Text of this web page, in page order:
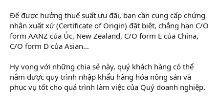
Để được hưởng thuế suất ưu đãi, bạn cần cung cấp chứng
nhận xuất xứ (Certificate of Origin) đặt biệt, chẳng hạn C/O
form AANZ của Úc, New Zealand, C/O form E của China,
C/O form D của Asian…
Hy vọng với những chia sẻ này, quý khách hàng có thể
nắm được quy trình nhập khẩu hàng hóa nông sản và
phục vụ tốt cho quá trình làm việc của Quý doanh nghiệp.